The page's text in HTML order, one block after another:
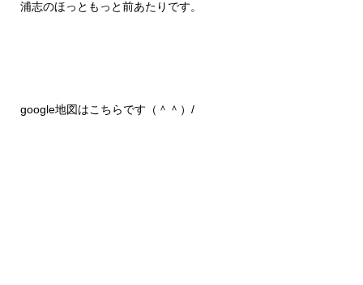
浦志のほっともっと前あたりです。
google地図はこちらです（＾＾）/